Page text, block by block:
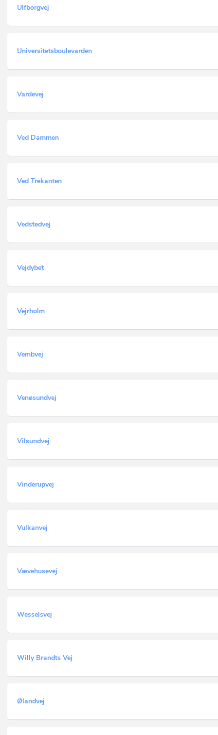
Ulfborgvej
Universitetsboulevarden
Vardevej
Ved Dammen
Ved Trekanten
Vedstedvej
Vejdybet
Vejrholm
Vembvej
Venøsundvej
Vilsundvej
Vinderupvej
Vulkanvej
Vævehusevej
Wesselsvej
Willy Brandts Vej
Ølandvej